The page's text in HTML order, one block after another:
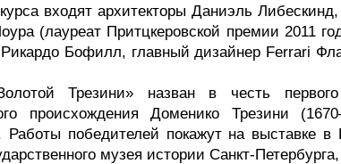
входят архитекторы Даниэль
(лауреат Притцкеровской премии 2011
Рикардо Бофилл, главный дизайнер Ferrari
Трезини» назван в честь первого
происхождения Доменико Трезини
Работы победителей покажут на выставке
музея истории Санкт-Петербурга,